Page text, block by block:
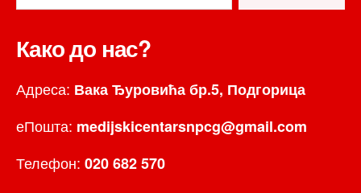
Како до нас?
Адреса: Вака Ђуровића бр.5, Подгорица
еПошта: medijskicentarsnpcg@gmail.com
Телефон: 020 682 570